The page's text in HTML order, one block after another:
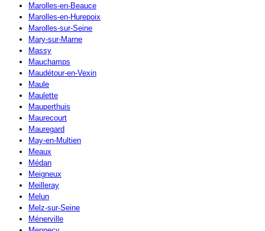
Marolles-en-Beauce
Marolles-en-Hurepoix
Marolles-sur-Seine
Mary-sur-Marne
Massy
Mauchamps
Maudétour-en-Vexin
Maule
Maulette
Mauperthuis
Maurecourt
Mauregard
May-en-Multien
Meaux
Médan
Meigneux
Meilleray
Melun
Melz-sur-Seine
Ménerville